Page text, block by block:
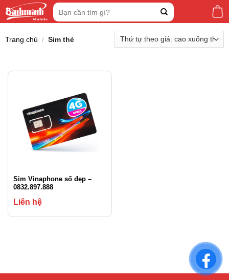
Tìm
kiếm:
Trang chủ / Sim thẻ
Sim Vinaphone số đẹp –
0832.897.888
Liên hệ